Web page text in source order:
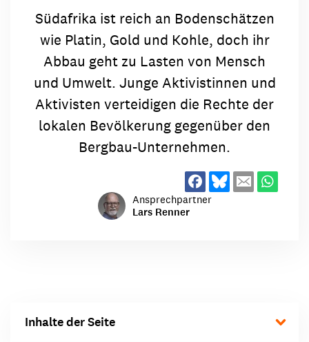
Südafrika ist reich an Bodenschätzen
wie Platin, Gold und Kohle, doch ihr
Abbau geht zu Lasten von Mensch
und Umwelt. Junge Aktivistinnen und
Aktivisten verteidigen die Rechte der
lokalen Bevölkerung gegenüber den
Bergbau-Unternehmen.
Ansprechpartner
Lars Renner
Inhalte der Seite